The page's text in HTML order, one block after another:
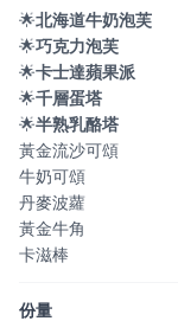
🌟北海道牛奶泡芙
🌟巧克力泡芙
🌟卡士達蘋果派
🌟千層蛋塔
🌟半熟乳酪塔
黃金流沙可頌
牛奶可頌
丹麥波蘿
黃金牛角
卡滋棒
份量